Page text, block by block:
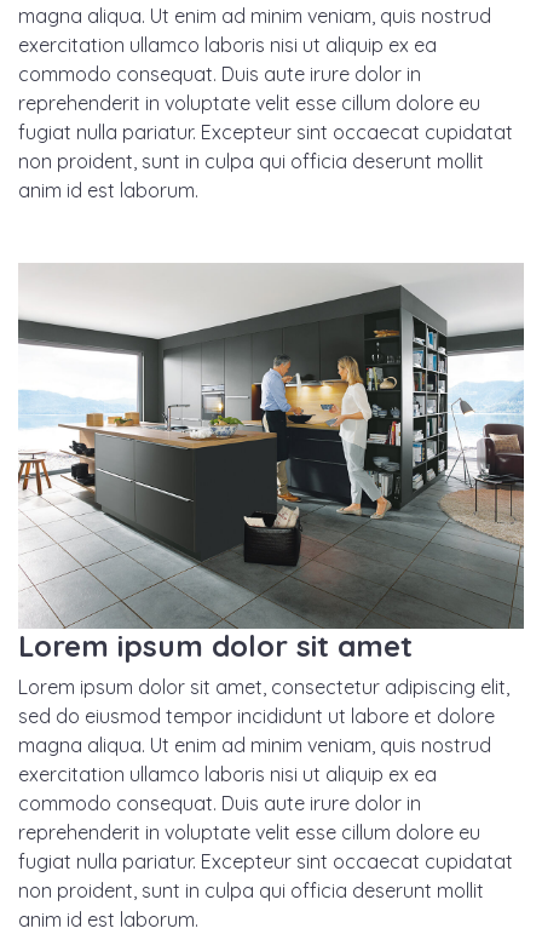
magna aliqua. Ut enim ad minim veniam, quis nostrud
exercitation ullamco laboris nisi ut aliquip ex ea
commodo consequat. Duis aute irure dolor in
reprehenderit in voluptate velit esse cillum dolore eu
fugiat nulla pariatur. Excepteur sint occaecat cupidatat
non proident, sunt in culpa qui officia deserunt mollit
anim id est laborum.
Lorem ipsum dolor sit amet
Lorem ipsum dolor sit amet, consectetur adipiscing elit,
sed do eiusmod tempor incididunt ut labore et dolore
magna aliqua. Ut enim ad minim veniam, quis nostrud
exercitation ullamco laboris nisi ut aliquip ex ea
commodo consequat. Duis aute irure dolor in
reprehenderit in voluptate velit esse cillum dolore eu
fugiat nulla pariatur. Excepteur sint occaecat cupidatat
non proident, sunt in culpa qui officia deserunt mollit
anim id est laborum.